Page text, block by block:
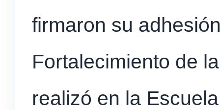
firmaron su
Fortalecimiento de
realizó en la